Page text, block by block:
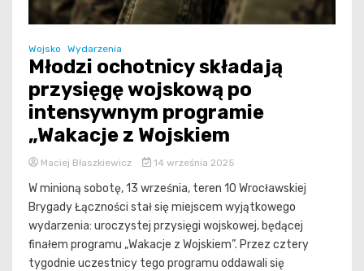
Wojsko Wydarzenia
Młodzi ochotnicy składają
przysięgę wojskową po
intensywnym programie
„Wakacje z Wojskiem
Maciej Błaszkiewicz 14 września 2025
W minioną sobotę, 13 września, teren 10 Wrocławskiej
Brygady Łączności stał się miejscem wyjątkowego
wydarzenia: uroczystej przysięgi wojskowej, będącej
finałem programu „Wakacje z Wojskiem”. Przez cztery
tygodnie uczestnicy tego programu oddawali się